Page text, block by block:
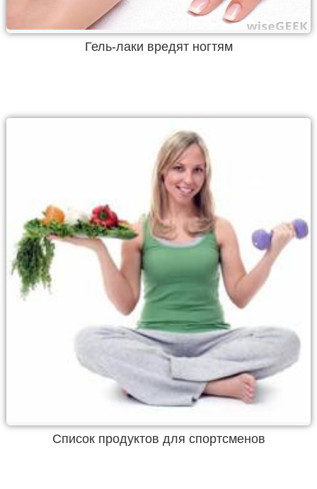
Гель-лаки вредят ногтям
Список продуктов для спортсменов